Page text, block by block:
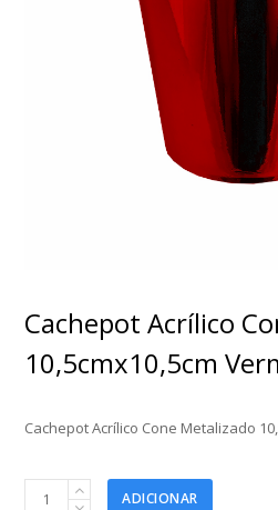
Cachepot Acrílico
10,5cmx10,5cm
Cachepot Acrílico Cone Metalizado
Cachepot
ADICIONAR